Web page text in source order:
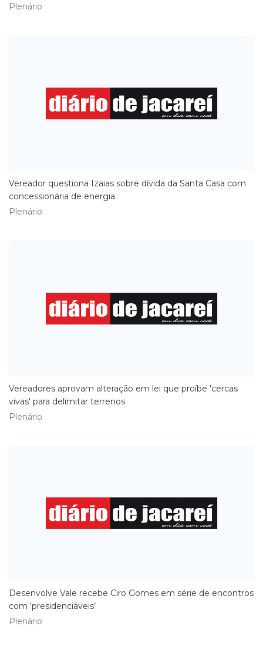
Plenário
Vereador questiona Izaias sobre dívida da Santa Casa com
concessionária de energia
Plenário
Vereadores aprovam alteração em lei que proíbe 'cercas
vivas' para delimitar terrenos
Plenário
Desenvolve Vale recebe Ciro Gomes em série de encontros
com ‘presidenciáveis’
Plenário